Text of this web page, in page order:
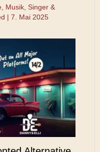
, Musik, Singer &
|7. Mai 2025